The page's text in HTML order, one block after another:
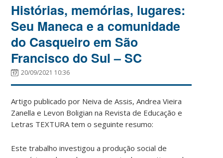
Histórias, memórias, lugares:
Seu Maneca e a comunidade
do Casqueiro em São
Francisco do Sul – SC
20/09/2021 10:36
Artigo publicado por Neiva de Assis, Andrea Vieira
Zanella e Levon Boligian na Revista de Educação e
Letras TEXTURA tem o seguinte resumo:
Este trabalho investigou a produção social de